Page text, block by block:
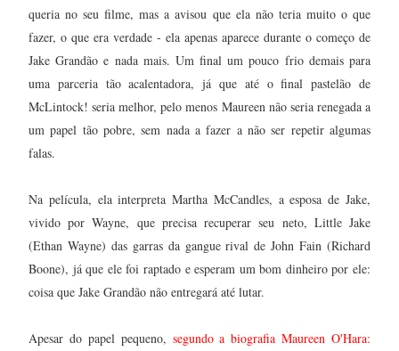
queria no seu filme, mas a avisou que ela não teria muito o que
fazer, o que era verdade - ela apenas aparece durante o começo de
Jake Grandão e nada mais. Um final um pouco frio demais para
uma parceria tão acalentadora, já que até o final pastelão de
McLintock! seria melhor, pelo menos Maureen não seria renegada a
um papel tão pobre, sem nada a fazer a não ser repetir algumas
falas.
Na película, ela interpreta Martha McCandles, a esposa de Jake,
vivido por Wayne, que precisa recuperar seu neto, Little Jake
(Ethan Wayne) das garras da gangue rival de John Fain (Richard
Boone), já que ele foi raptado e esperam um bom dinheiro por ele:
coisa que Jake Grandão não entregará até lutar.
Apesar do papel pequeno, segundo a biografia Maureen O'Hara: